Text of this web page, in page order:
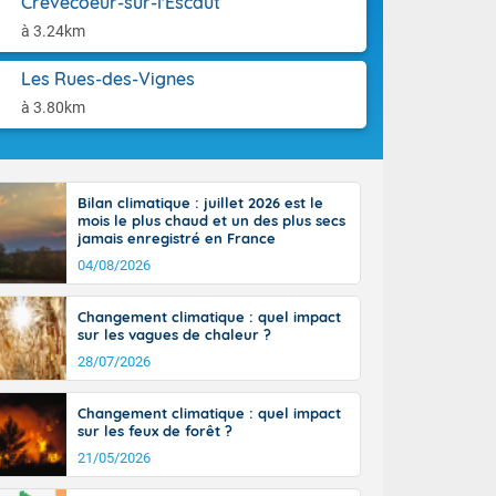
à 3.24km
Les Rues-des-Vignes
à 3.80km
l'Occitanie
puis
Midi-
nord du
Les
totalité du
Bilan climatique : juillet 2026 est le
mois le plus chaud et un des plus secs
jamais enregistré en France
04/08/2026
Changement climatique : quel impact
sur les vagues de chaleur ?
28/07/2026
Changement climatique : quel impact
sur les feux de forêt ?
21/05/2026